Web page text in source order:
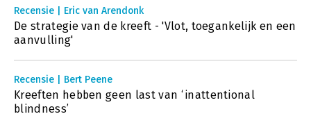
Recensie | Eric van Arendonk
De strategie van de kreeft - 'Vlot, toegankelijk en een
aanvulling'
Recensie | Bert Peene
Kreeften hebben geen last van ‘inattentional
blindness’